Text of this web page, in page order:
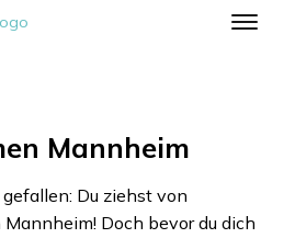
Mannheim
Du ziehst von
Mannheim! Doch bevor du dich